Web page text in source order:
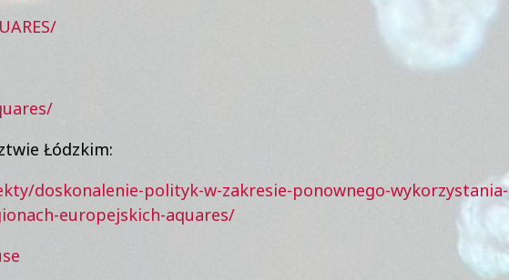
Łódzkim:
doskonalenie-polityk-w-zakresie-ponownego-wykorzystania-
europejskich-aquares/